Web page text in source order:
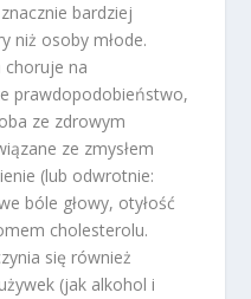
bardziej
niż osoby młode.
choruje na
prawdopodobieństwo,
ze zdrowym
ze zmysłem
(lub odwrotnie:
bóle głowy, otyłość
cholesterolu.
się również
(jak alkohol i